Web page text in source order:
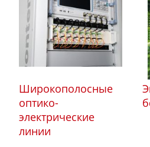
Широкополосные
оптико-
электрические
линии